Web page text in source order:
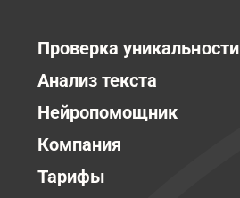
Проверка уникальности
Анализ текста
Нейропомощник
Компания
Тарифы